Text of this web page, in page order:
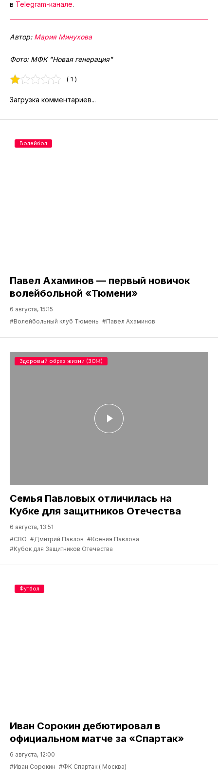
в Telegram-канале.
Автор: Мария Минухова
Фото: МФК "Новая генерация"
( 1 )
Загрузка комментариев...
Павел Ахаминов — первый новичок
волейбольной «Тюмени»
6 августа, 15:15
#Волейбольный клуб Тюмень #Павел Ахаминов
Волейбол
Семья Павловых отличилась на
Кубке для защитников Отечества
6 августа, 13:51
#СВО #Дмитрий Павлов #Ксения Павлова
#Кубок для Защитников Отечества
Здоровый образ жизни (ЗОЖ)
Иван Сорокин дебютировал в
официальном матче за «Спартак»
6 августа, 12:00
#Иван Сорокин #ФК Спартак ( Москва)
Футбол